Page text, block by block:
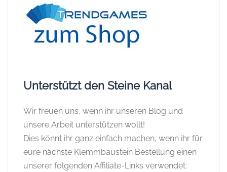
Unterstützt den Steine Kanal
Wir freuen uns, wenn ihr unseren Blog und
unsere Arbeit unterstützen wollt!
Dies könnt ihr ganz einfach machen, wenn ihr für
eure nächste Klemmbaustein Bestellung einen
unserer folgenden Affiliate-Links verwendet: